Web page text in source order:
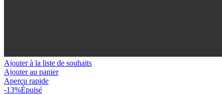
Ajouter à la liste de souhaits
Ajouter au panier
Aperçu rapide
-13%Épuisé